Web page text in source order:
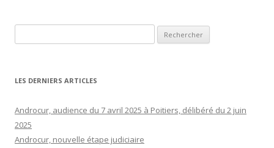
LES DERNIERS ARTICLES
Androcur, audience du 7 avril 2025 à Poitiers, délibéré du 2 juin
2025
Androcur, nouvelle étape judiciaire